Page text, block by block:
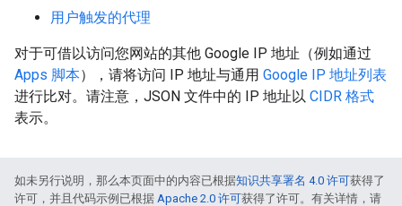
用户触发的代理
对于可借以访问您网站的其他 Google IP 地址（例如通过
Apps 脚本），请将访问 IP 地址与通用 Google IP 地址列表
进行比对。请注意，JSON 文件中的 IP 地址以 CIDR 格式
表示。
如未另行说明，那么本页面中的内容已根据知识共享署名 4.0 许可获得了
许可，并且代码示例已根据 Apache 2.0 许可获得了许可。有关详情，请